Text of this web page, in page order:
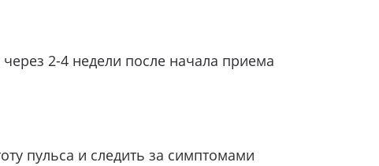
2-4 недели после начала приема
пульса и следить за симптомами